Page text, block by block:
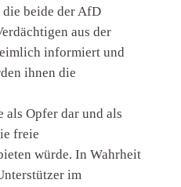
beide der AfD
aus der
informiert und
ihnen die
Opfer dar und als
freie
würde. In Wahrheit
im